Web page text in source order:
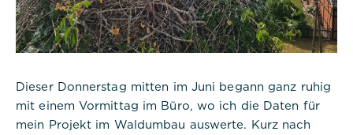
Dieser Donnerstag mitten im Juni begann ganz ruhig
mit einem Vormittag im Büro, wo ich die Daten für
mein Projekt im Waldumbau auswerte. Kurz nach